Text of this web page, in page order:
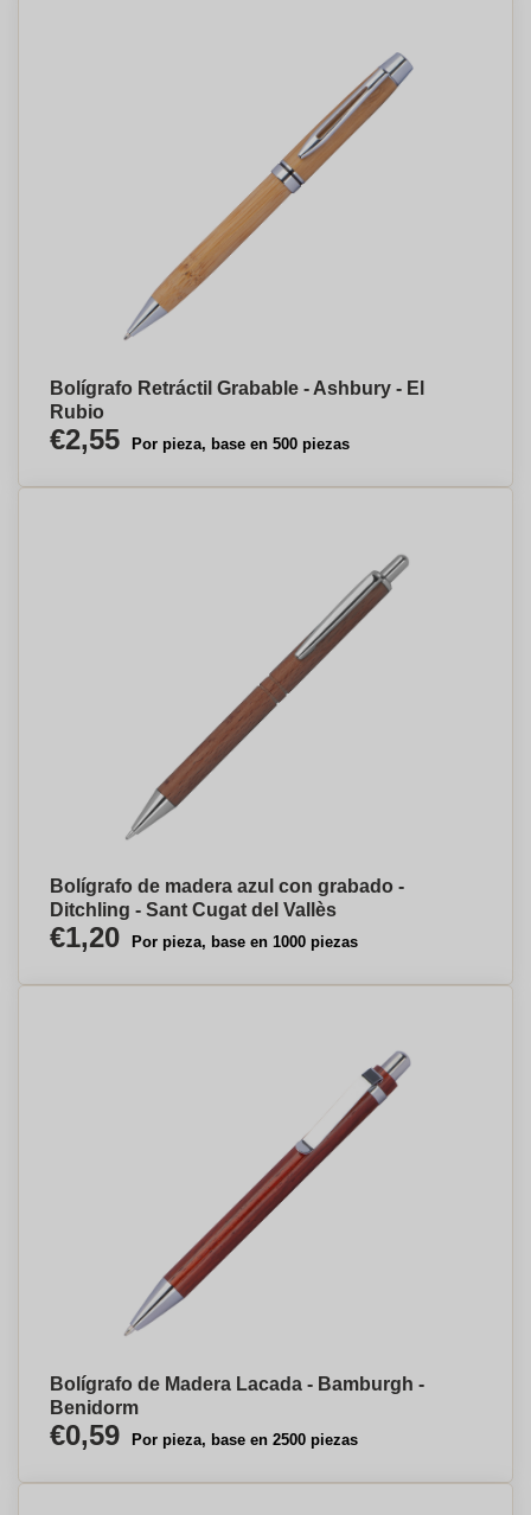
Bolígrafo Retráctil Grabable - Ashbury - El
Rubio
€2,55 Por pieza, base en 500 piezas
Bolígrafo de madera azul con grabado -
Ditchling - Sant Cugat del Vallès
€1,20 Por pieza, base en 1000 piezas
Bolígrafo de Madera Lacada - Bamburgh -
Benidorm
€0,59 Por pieza, base en 2500 piezas